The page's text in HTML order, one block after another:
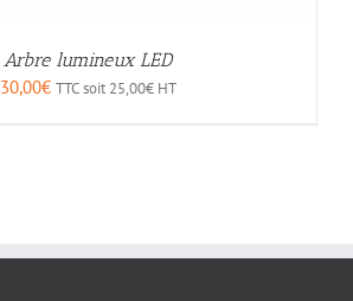
Arbre lumineux LED
30,00€ TTC soit 25,00€HT